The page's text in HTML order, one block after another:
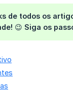
de todos os
😉 Siga os